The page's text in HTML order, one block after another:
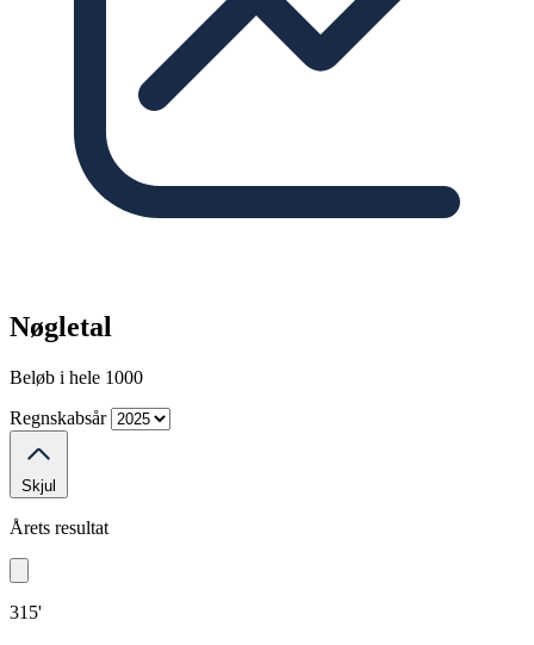
Nøgletal
Beløb i hele 1000
Regnskabsår
Skjul
Årets resultat
315'